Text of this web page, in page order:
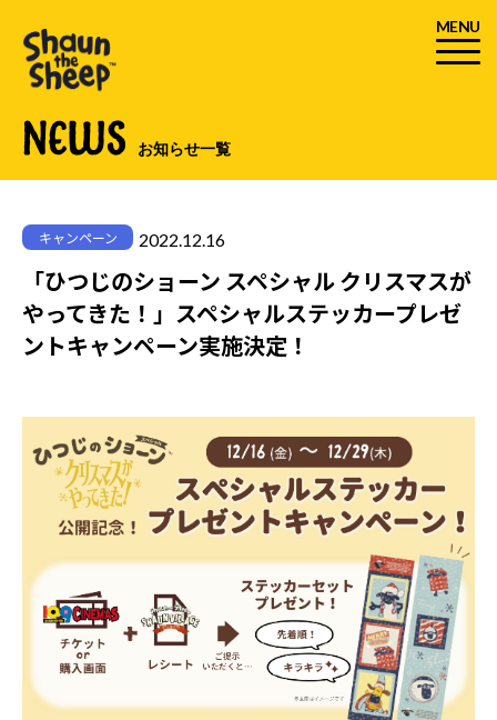
MENU
NEWS お知らせ一覧
キャンペーン 2022.12.16
「ひつじのショーン スペシャル クリスマスが
やってきた！」スペシャルステッカープレゼ
ントキャンペーン実施決定！